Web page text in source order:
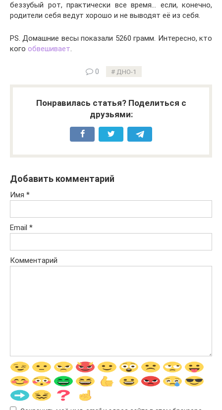
беззубый рот, практически все время… если, конечно,
родители себя ведут хорошо и не выводят её из себя.
PS. Домашние весы показали 5260 грамм. Интересно, кто
кого обвешивает.
0 ДНО-1
Понравилась статья? Поделиться с
друзьями:
Добавить комментарий
Имя *
Email *
Комментарий